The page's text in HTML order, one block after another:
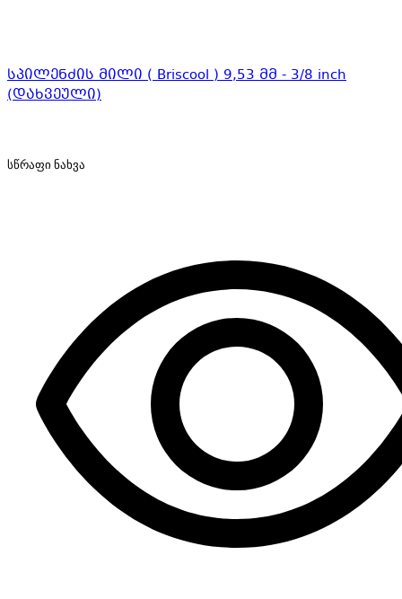
სპილენძის მილი ( Briscool ) 9,53 მმ - 3/8 inch
(დახვეული)
სწრაფი ნახვა